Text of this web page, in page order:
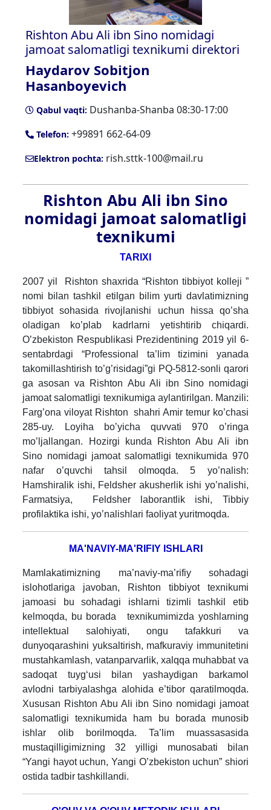
Rishton Abu Ali ibn Sino nomidagi
jamoat salomatligi texnikumi direktori
Haydarov Sobitjon
Hasanboyevich
Qabul vaqti: Dushanba-Shanba 08:30-17:00
Telefon: +99891 662-64-09
Elektron pochta: rish.sttk-100@mail.ru
Rishton Abu Ali ibn Sino
nomidagi jamoat salomatligi
texnikumi
TARIXI
2007 yil Rishton shaxrida “Rishton tibbiyot kolleji ”
nomi bilan tashkil etilgan bilim yurti davlatimizning
tibbiyot sohasida rivojlanishi uchun hissa qo’sha
oladigan ko’plab kadrlarni yetishtirib chiqardi.
O’zbekiston Respublikasi Prezidentining 2019 yil 6-
sentabrdagi “Professional ta’lim tizimini yanada
takomillashtirish to’g’risidagi”gi PQ-5812-sonli qarori
ga asosan va Rishton Abu Ali ibn Sino nomidagi
jamoat salomatligi texnikumiga aylantirilgan. Manzili:
Farg’ona viloyat Rishton shahri Amir temur ko’chasi
285-uy. Loyiha bo’yicha quvvati 970 o’ringa
mo’ljallangan. Hozirgi kunda Rishton Abu Ali ibn
Sino nomidagi jamoat salomatligi texnikumida 970
nafar o’quvchi tahsil olmoqda. 5 yo’nalish:
Hamshiralik ishi, Feldsher akusherlik ishi yo’nalishi,
Farmatsiya, Feldsher laborantlik ishi, Tibbiy
profilaktika ishi, yo’nalishlari faoliyat yuritmoqda.
MA'NAVIY-MA'RIFIY ISHLARI
Mamlakatimizning ma’naviy-ma’rifiy sohadagi
islohotlariga javoban, Rishton tibbiyot texnikumi
jamoasi bu sohadagi ishlarni tizimli tashkil etib
kelmoqda, bu borada texnikumimizda yoshlarning
intellektual salohiyati, ongu tafakkuri va
dunyoqarashini yuksaltirish, mafkuraviy immunitetini
mustahkamlash, vatanparvarlik, xalqqa muhabbat va
sadoqat tuyg‘usi bilan yashaydigan barkamol
avlodni tarbiyalashga alohida e’tibor qaratilmoqda.
Xususan Rishton Abu Ali ibn Sino nomidagi jamoat
salomatligi texnikumida ham bu borada munosib
ishlar olib borilmoqda. Ta’lim muassasasida
mustaqilligimizning 32 yilligi
munosabati bilan
“Yangi hayot uchun, Yangi O’zbekiston uchun” shiori
ostida tadbir tashkillandi.